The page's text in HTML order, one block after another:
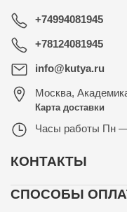
+74994081945
+78124081945
info@kutya.ru
Москва,
Карта доставки
Часы работы Пн —
КОНТАКТЫ
СПОСОБЫ